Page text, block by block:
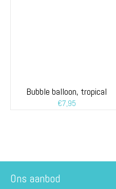
Bubble balloon, tropical
€7,95
Ons aanbod